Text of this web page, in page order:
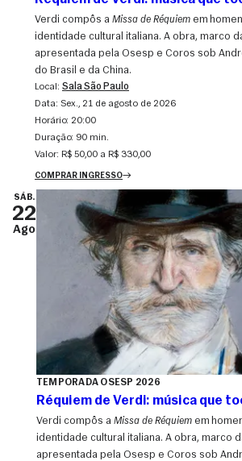
Verdi compôs a Missa de Réquiem em
identidade cultural italiana. A obra, marco
apresentada pela Osesp e Coros sob
do Brasil e da China.
Local: Sala São Paulo
Data:
sex., 21 de agosto de 2026
Horário: 20:00
Duração: 90 min.
Valor: R$ 50,00 a R$ 330,00
COMPRAR INGRESSO
SÁB.
22
Ago
TEMPORADA OSESP 2026
Réquiem de Verdi: música que
Verdi compôs a Missa de Réquiem em
identidade cultural italiana. A obra, marco
apresentada pela Osesp e Coros sob